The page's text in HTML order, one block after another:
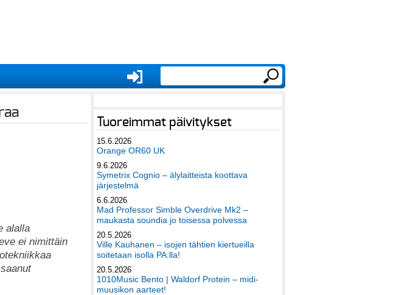
alalla
ei nimittäin
Tuoreimmat päivitykset
15.6.2026
Orange OR60 UK
9.6.2026
Symetrix Cognio – älylaitteista koottava
järjestelmä
6.6.2026
Mad Professor Simble Overdrive Mk2 –
maukasta soundia jo toisessa polvessa
20.5.2026
Ville Kauhanen – isojen tähtien kiertueilla
soitetaan isolla PA:lla!
20.5.2026
1010Music Bento | Waldorf Protein – midi-
muusikon aarteet!